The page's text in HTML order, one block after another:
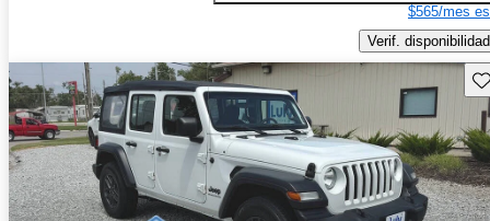
$565/mes
Verif. disponibilidad